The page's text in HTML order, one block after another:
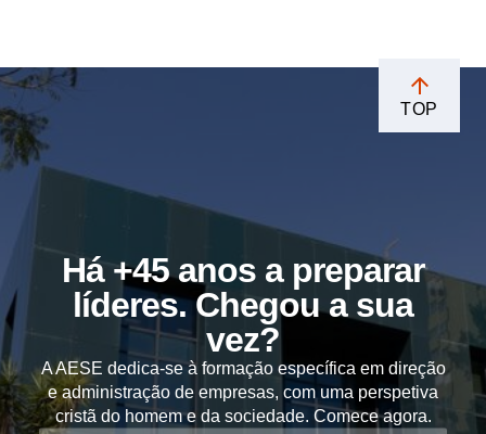
TOP
Há +45 anos a preparar
líderes. Chegou a sua
vez?
A AESE dedica-se à formação específica em direção
e administração de empresas, com uma perspetiva
cristã do homem e da sociedade. Comece agora.